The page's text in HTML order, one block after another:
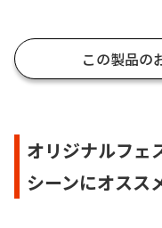
この製品の
オリジナルフェ
シーンにオスス